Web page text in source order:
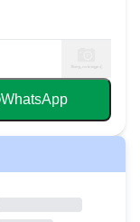
WhatsApp